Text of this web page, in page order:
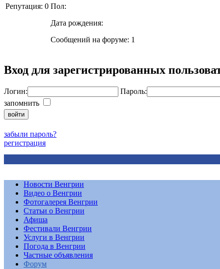
Репутация: 0 Пол:
Дата рождения:
Сообщений на форуме: 1
Вход для зарегистрированных
Логин:
Пароль:
запомнить
забыли пароль?
регистрация
Новости Венгрии
Видео о Венгрии
Фотогалерея Венгрии
Статьи о Венгрии
Афиша
Фестивали Венгрии
Услуги в Венгрии
Погода в Венгрии
Частные объявления
Форум